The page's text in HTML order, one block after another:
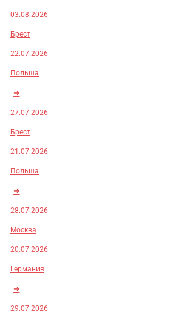
03.08.2026
Брест
22.07.2026
Польша
➜
27.07.2026
Брест
21.07.2026
Польша
➜
28.07.2026
Москва
20.07.2026
Германия
➜
29.07.2026